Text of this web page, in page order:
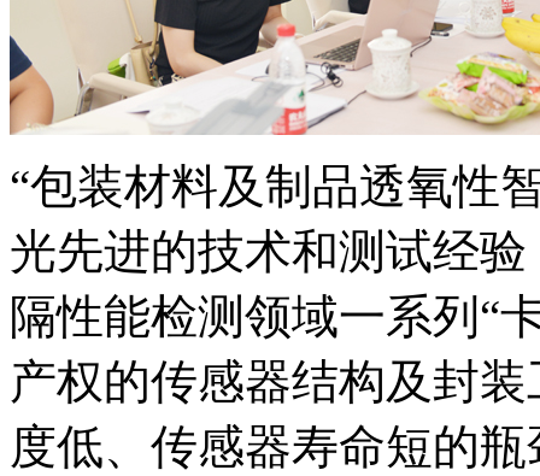
“包装材料及制品透氧性
光先进的技术和测试经
隔性能检测领域一系列“
产权的传感器结构及封
度低、传感器寿命短的